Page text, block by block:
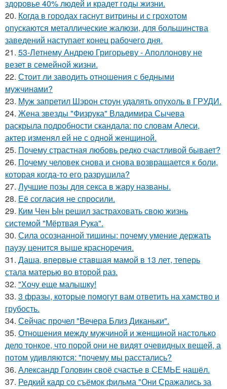
здоровье 40% людей и крадет годы жизни.
20. Когда в городах гаснут витрины и с грохотом
опускаются металлические жалюзи, для большинства
заведений наступает конец рабочего дня.
21. 53-Летнему Андрею Григорьеву - Аполлонову не
везет в семейной жизни.
22. Стоит ли заводить отношения с бедными
мужчинами?
23. Муж запретил Шэрон стоун удалять опухоль в ГРУДИ.
24. Жена звезды "Физрука" Владимира Сычева
раскрыла подробности скандала: по словам Алеси,
актер изменял ей не с одной женщиной.
25. Почему страстная любовь редко счастливой бывает?
26. Почему человек снова и снова возвращается к боли,
которая когда-то его разрушила?
27. Лучшие позы для секса в жару названы.
28. Её согласия не спросили.
29. Ким Чен Ын решил застраховать свою жизнь
системой "Мёртвая Рука".
30. Сила осознанной тишины: почему умение держать
паузу ценится выше красноречия.
31. Даша, впервые ставшая мамой в 13 лет, теперь
стала матерью во второй раз.
32. "Хочу еще малышку!
33. 3 фразы, которые помогут вам ответить на хамство и
грубость.
34. Сейчас прочел "Вечера Близ Диканьки".
35. Отношения между мужчиной и женщиной настолько
дело тонкое, что порой они не видят очевидных вещей, а
потом удивляются: "почему мы расстались?
36. Александр Головин своё счастье в СЕМЬЕ нашёл.
37. Редкий кадр со съёмок фильма "Они Сражались за